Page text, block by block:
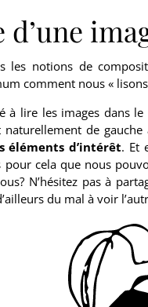
les notions de
comment nous «
à lire les images dans
de gauche
éléments d’intérêt. Et
pour cela que nous
N’hésitez pas à
du mal à voir